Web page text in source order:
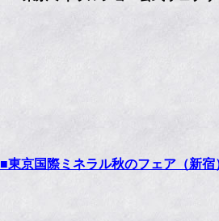
■東京国際ミネラル秋のフェア（新宿